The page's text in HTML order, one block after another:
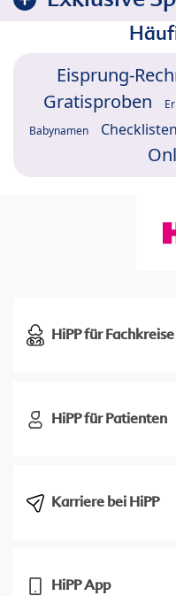
Eisprung-
Gratisproben
Babynamen
HiPP für Fachkreise
HiPP für Patienten
Karriere bei HiPP
HiPP App